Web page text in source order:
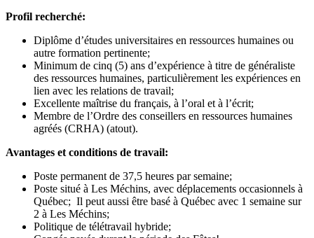
Profil recherché:
Diplôme d’études universitaires en ressources humaines ou
autre formation pertinente;
Minimum de cinq (5) ans d’expérience à titre de généraliste
des ressources humaines, particulièrement les expériences en
lien avec les relations de travail;
Excellente maîtrise du français, à l’oral et à l’écrit;
Membre de l’Ordre des conseillers en ressources humaines
agréés (CRHA) (atout).
Avantages et conditions de travail:
Poste permanent de 37,5 heures par semaine;
Poste situé à Les Méchins, avec déplacements occasionnels à
Québec; Il peut aussi être basé à Québec avec 1 semaine sur
2 à Les Méchins;
Politique de télétravail hybride;